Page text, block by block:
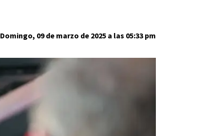
Domingo, 09 de marzo de 2025 a las 05:33 pm